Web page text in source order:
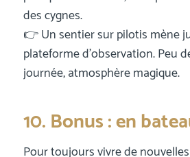
des cygnes.
👉 Un sentier sur pilotis mène
plateforme d’observation. Peu
journée, atmosphère magique.
10. Bonus : en
Pour toujours vivre de